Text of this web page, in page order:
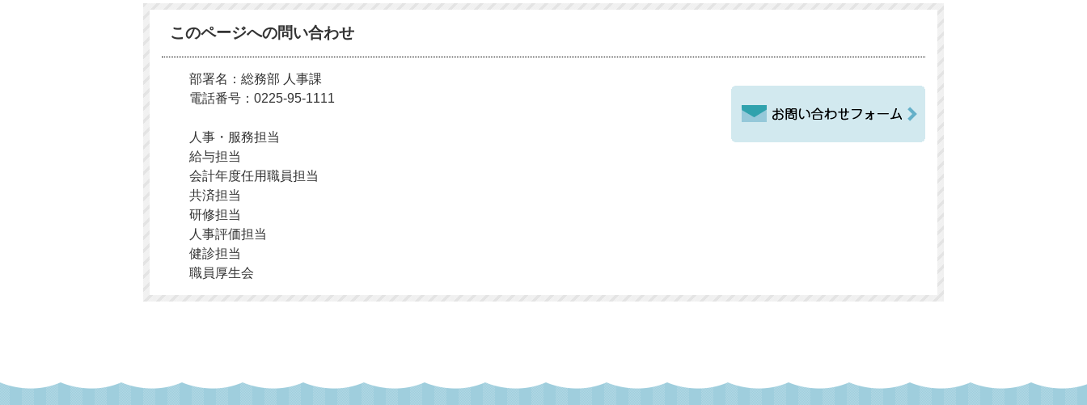
このページへの問い合わせ
部署名：総務部 人事課
電話番号：0225-95-1111
人事・服務担当
給与担当
会計年度任用職員担当
共済担当
研修担当
人事評価担当
健診担当
職員厚生会